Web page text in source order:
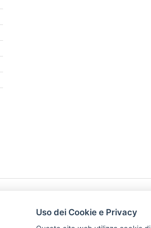
Uso dei Cookie e Privacy